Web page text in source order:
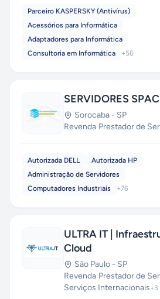
Parceiro KASPERSKY (Antivírus)
Acessórios para Informática
Adaptadores para Informática
Consultoria em Informática
+56
SERVIDORES
Sorocaba - SP
Revenda·Prestador de
Autorizada DELL
Autorizada HP
Administração de Servidores
Computadores Industriais
+76
ULTRA IT |
Cloud
São Paulo - SP
Revenda·Prestador de
Serviços Internacionais+3